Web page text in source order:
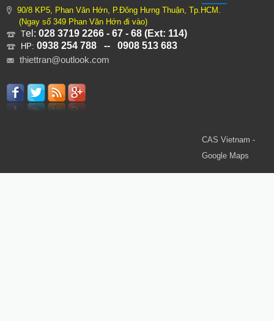
90/8 KP5, Phan Văn Hớn, P.Đông Hưng Thuận, Tp.HCM.
(Ngay số 349 Phan Văn Hớn đi vào)
Tel:028 3719 2266 - 67 - 68 (Ext: 114)
HP:0938 254 788 -- 0908 513 683
thiettran@outlook.com
CAS Vietnam -
Google Maps